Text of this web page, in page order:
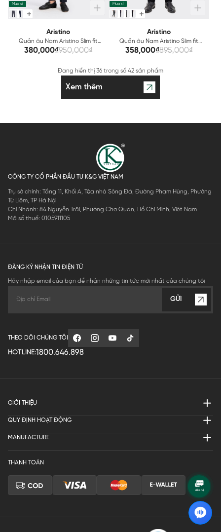
Mua sỉ
Aristino
Quần âu Nam Aristino Slim fit
ATR01502
380,000₫950,000₫
Mua sỉ
Aristino
Quần âu Nam Aristino Slim fit
ATR04002
358,000₫895,000₫
Đang hiển thị 36 trong số 42 sản phẩm
Xem thêm
CÔNG TY CỔ PHẦN ĐẦU TƯ K&G VIỆT NAM
Trụ sở chính: Tầng 11, Khối A, Tòa nhà Sông Đà, Đường Phạm Hùng, Phường
Từ Liêm, TP Hà Nội
Chi Nhánh: 84 Nguyễn Trãi, Phường Chợ Quán, Hồ Chí Minh, Việt Nam
Mã số thuế: 0105911105
ĐĂNG KÝ NHẬN TIN ĐIỆN TỬ
Hãy nhập email của bạn để nhận những tin tức mới nhất của chúng tôi
GỬI
THEO DÕI CHÚNG TÔI
HOTLINE:1800.646.898
GIỚI THIỆU
QUY ĐỊNH HOẠT ĐỘNG
MANUFACTURE
THANH TOÁN